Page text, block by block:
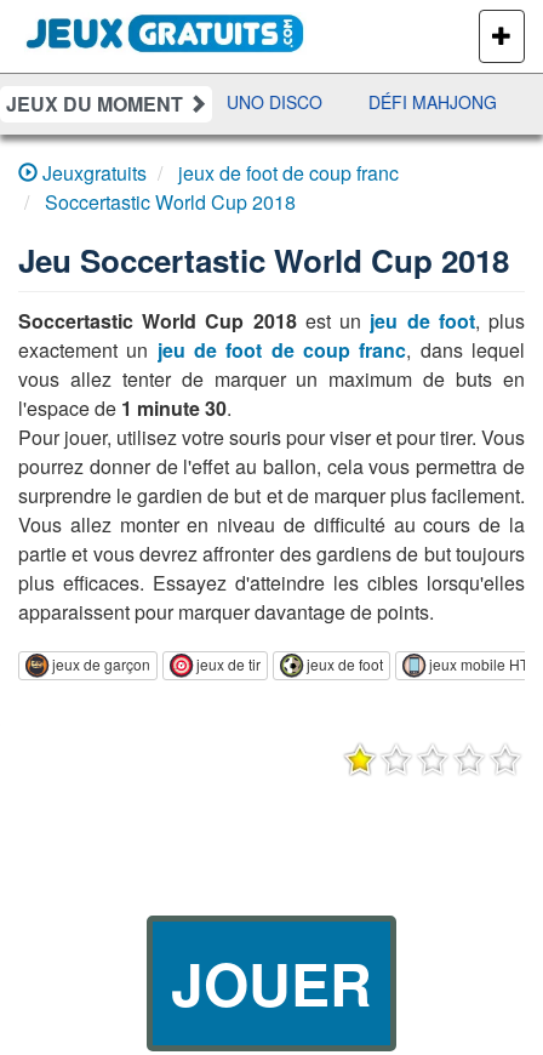
PLUS
DE
JEUX
JEUX DU MOMENT
JETX YAHTZEE UNO DISCO DÉFI MAHJONG
Jeuxgratuits
jeux de foot de coup franc
Soccertastic World Cup 2018
Jeu Soccertastic World Cup 2018
Soccertastic World Cup 2018est un jeu de foot, plus
exactement un jeu de foot de coup franc, dans lequel
vous allez tenter de marquer un maximum de buts en
l'espace de 1 minute 30.
Pour jouer, utilisez votre souris pour viser et pour tirer. Vous
pourrez donner de l'effet au ballon, cela vous permettra de
surprendre le gardien de but et de marquer plus facilement.
Vous allez monter en niveau de difficulté au cours de la
partie et vous devrez affronter des gardiens de but toujours
plus efficaces. Essayez d'atteindre les cibles lorsqu'elles
apparaissent pour marquer davantage de points.
jeux de garçon jeux de tir jeux de foot jeux mobile
JOUER